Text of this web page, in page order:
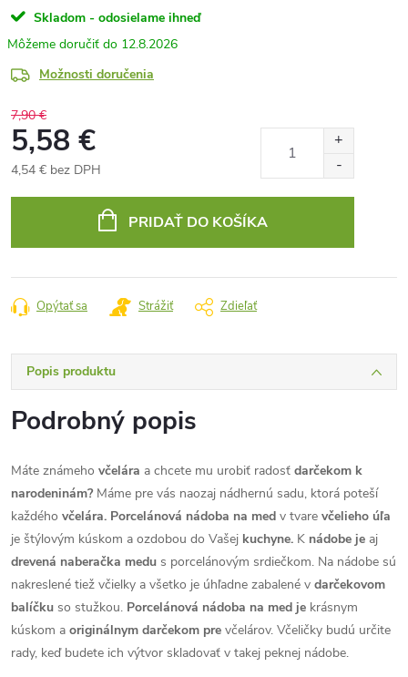
Skladom - odosielame ihneď
12.8.2026
Možnosti doručenia
7,90 €
5,58 €
4,54 € bez DPH
PRIDAŤ DO KOŠÍKA
Opýtať sa Strážiť Zdieľať
Popis produktu
Podrobný popis
Máte známeho včelára a chcete mu urobiť radosť darčekom k
narodeninám?Máme pre vás naozaj nádhernú sadu, ktorá poteší
každého včelára. Porcelánová nádoba na med v tvare včelieho úľa
je štýlovým kúskom a ozdobou do Vašej kuchyne. K nádobe je aj
drevená naberačka medu s porcelánovým srdiečkom. Na nádobe sú
nakreslené tiež včielky a všetko je úhľadne zabalené v darčekovom
balíčku so stužkou. Porcelánová nádoba na med je krásnym
kúskom a originálnym darčekom pre včelárov. Včeličky budú určite
rady, keď budete ich výtvor skladovať v takej peknej nádobe.